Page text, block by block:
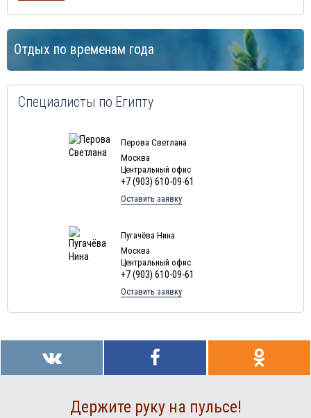
Отдых по временам года
Специалисты по Египту
Перова Светлана
Москва
Центральный офис
+7 (903) 610-09-61
Оставить заявку
Пугачёва Нина
Москва
Центральный офис
+7 (903) 610-09-61
Оставить заявку
Держите руку на пульсе!